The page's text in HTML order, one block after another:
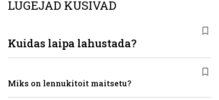
LUGEJAD KÜSIVAD
Kuidas laipa lahustada?
Miks on lennukitoit maitsetu?